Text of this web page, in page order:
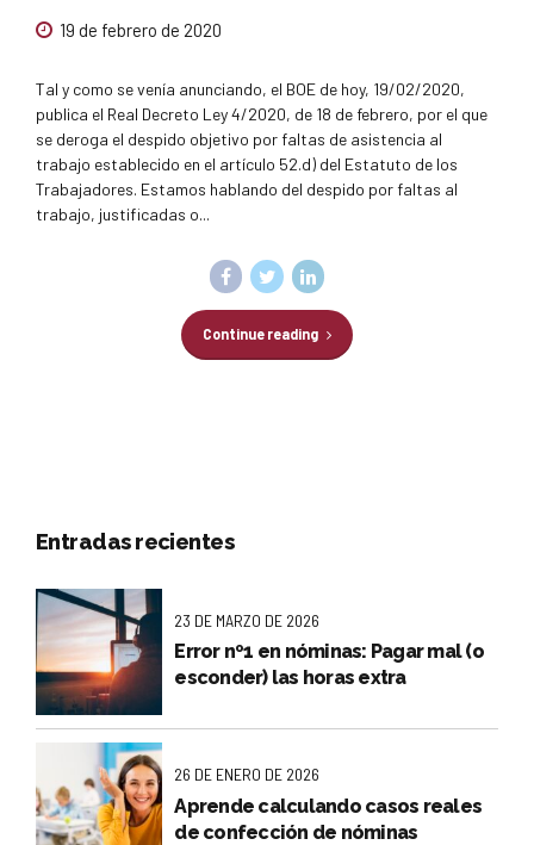
19 de febrero de 2020
Tal y como se venía anunciando, el BOE de hoy, 19/02/2020,
publica el Real Decreto Ley 4/2020, de 18 de febrero, por el que
se deroga el despido objetivo por faltas de asistencia al
trabajo establecido en el artículo 52.d) del Estatuto de los
Trabajadores. Estamos hablando del despido por faltas al
trabajo, justificadas o...
Continue reading
Entradas recientes
23 DE MARZO DE 2026
Error nº1 en nóminas: Pagar mal (o
esconder) las horas extra
26 DE ENERO DE 2026
Aprende calculando casos reales
de confección de nóminas